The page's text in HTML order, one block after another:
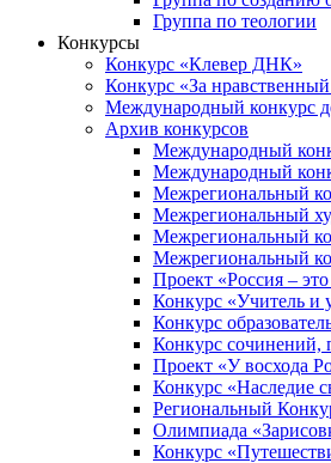
Группа по теологии
Конкурсы
Конкурс «Клевер ДНК»
Конкурс «За
Международный конкурс
Архив конкурсов
Международный
Международный
Межрегиональный
Межрегиональный
Межрегиональный
Межрегиональный
Проект «Россия –
Конкурс «Учитель и
Конкурс
Конкурс сочинений,
Проект «У восхода
Конкурс «Наследие
Региональный
Олимпиада
Конкурс